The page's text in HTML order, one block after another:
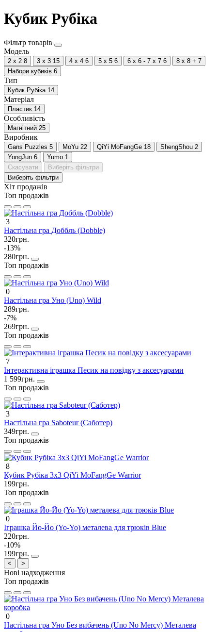
Кубик Рубіка
Фільтр товарів
Модель
2 x 2 8 3 x 3 15 4 x 4 6 5 x 5 6 6 x 6 - 7 x 7 6 8 x 8 + 7
Набори кубиків 6
Тип
Кубик Рубіка 14
Матеріал
Пластик 14
Особливість
Магнітний 25
Виробник
Gans Puzzles 5 MoYu 22 QiYi MoFangGe 18 ShengShou 2
YongJun 6 Yumo 1
Скасувати
Виберіть фільтри
Виберіть фільтри
Хіт продажів
Топ продажів
3
Настільна гра Доббль (Dobble)
320грн.
-13%
280грн.
Топ продажів
0
Настільна гра Уно (Uno) Wild
289грн.
-7%
269грн.
Топ продажів
7
Інтерактивна іграшка Песик на повідку з аксесуарами
1 599грн.
Топ продажів
3
Настільна гра Saboteur (Саботер)
349грн.
Топ продажів
8
Кубик Рубіка 3х3 QiYi MoFangGe Warrior
199грн.
Топ продажів
0
Іграшка Йо-Йо (Yo-Yo) металева для трюків Blue
220грн.
-10%
199грн.
< >
Нові надходження
Топ продажів
0
Настільна гра Уно Без вибачень (Uno No Mercy) Металева